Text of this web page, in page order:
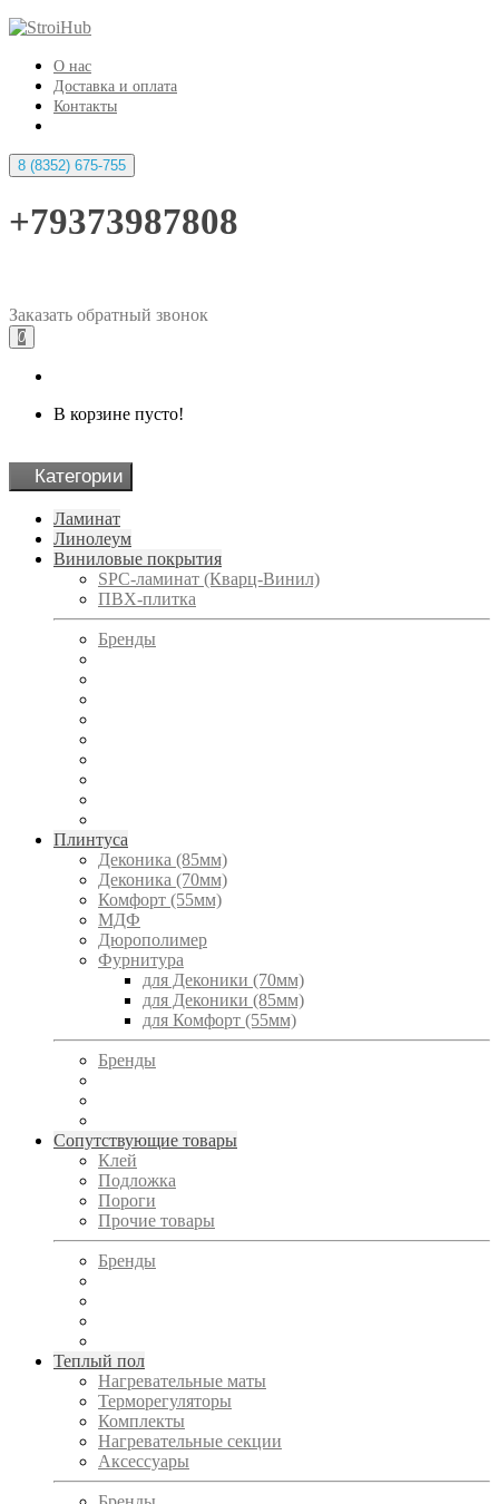
О нас
Доставка и оплата
Контакты
8 (8352) 675-755
+79373987808
Заказать обратный звонок
0
В корзине пусто!
Категории
Ламинат
Линолеум
Виниловые покрытия
SPC-ламинат (Кварц-Винил)
ПВХ-плитка
Бренды
Плинтуса
Деконика (85мм)
Деконика (70мм)
Комфорт (55мм)
МДФ
Дюрополимер
Фурнитура
для Деконики (70мм)
для Деконики (85мм)
для Комфорт (55мм)
Бренды
Сопутствующие товары
Клей
Подложка
Пороги
Прочие товары
Бренды
Теплый пол
Нагревательные маты
Терморегуляторы
Комплекты
Нагревательные секции
Аксессуары